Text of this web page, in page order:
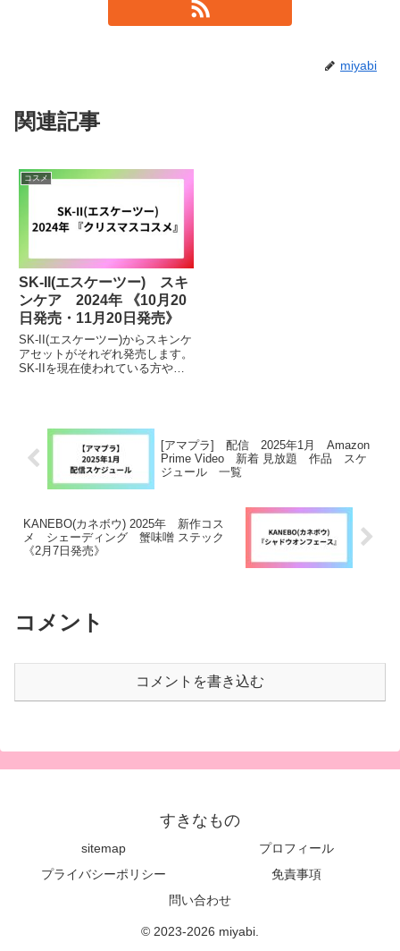
miyabi
関連記事
コスメ
SK-II(エスケーツー) スキ
ンケア 2024年 《10月20
日発売・11月20日発売》
SK-II(エスケーツー)からスキンケ
アセットがそれぞれ発売します。
SK-IIを現在使われている方や初
ている方はチェックしてみて下さ
い。10月20日発...
[アマプラ] 配信 2025年1月 Amazon
Prime Video 新着 見放題 作品 スケ
ジュール 一覧
KANEBO(カネボウ) 2025年 新作コス
メ シェーディング 蟹味噌 ステック
《2月7日発売》
コメント
コメントを書き込む
すきなもの
sitemap
プロフィール
プライバシーポリシー
免責事項
問い合わせ
© 2023-2026 miyabi.